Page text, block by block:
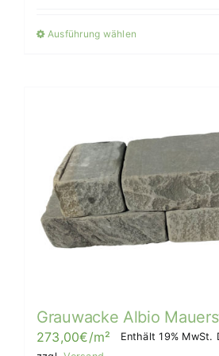
Ausführung wählen
auf.
Optionen
können
auf
der
werden
Grauwacke Albio
273,00€/m² Enthält 19% MwSt.